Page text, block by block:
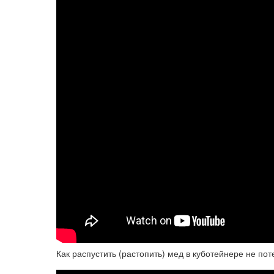
Как распустить (растопить) мед в куботейнере не